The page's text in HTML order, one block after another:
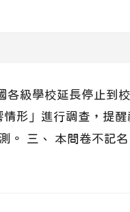
級學校延長停止到
形」進行調查，提
。 三、 本問卷不記